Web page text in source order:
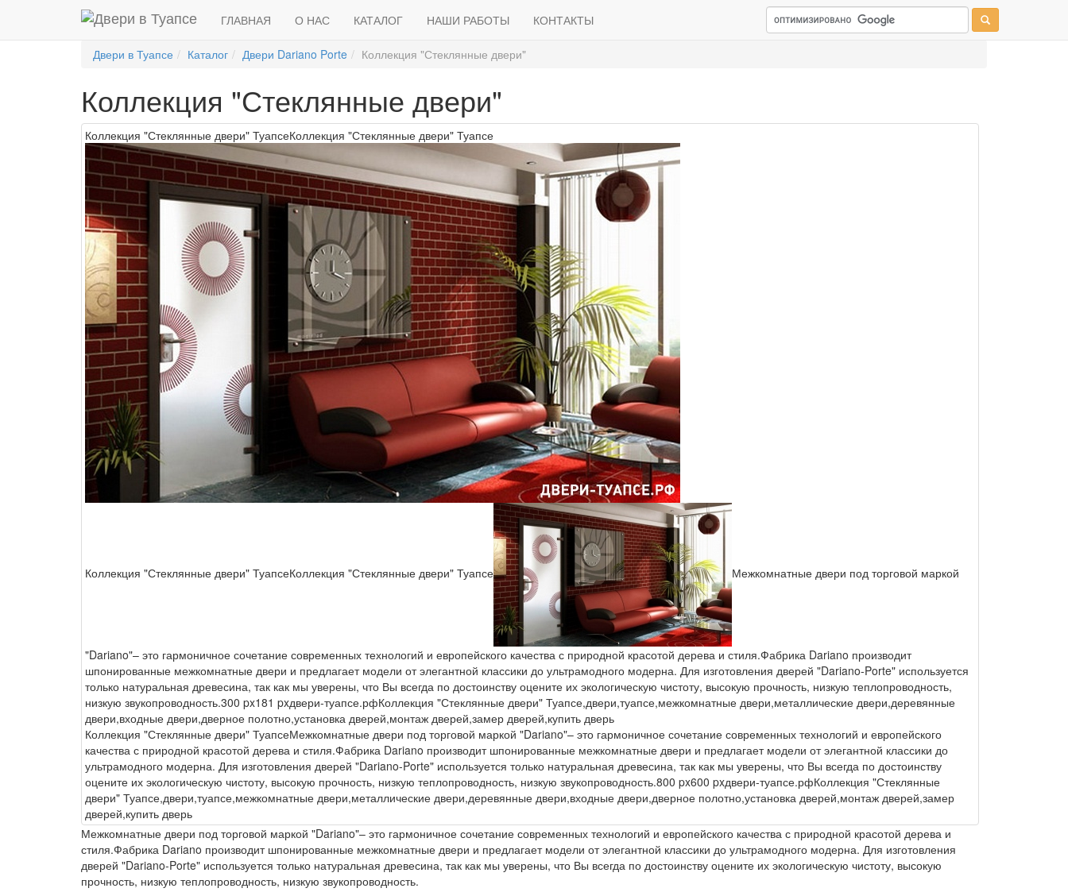
ГЛАВНАЯ О НАС КАТАЛОГ НАШИ РАБОТЫ КОНТАКТЫ
Двери в Туапсе Каталог Двери Dariano Porte Коллекция "Стеклянные двери"
Коллекция "Стеклянные двери"
Коллекция "Стеклянные двери" ТуапсеКоллекция "Стеклянные двери" Туапсе
Коллекция "Стеклянные двери" ТуапсеКоллекция "Стеклянные двери" Туапсе Межкомнатные двери под торговой маркой
"Dariano"– это гармоничное сочетание современных технологий и европейского качества с природной красотой дерева и стиля.Фабрика Dariano производит
шпонированные межкомнатные двери и предлагает модели от элегантной классики до ультрамодного модерна. Для изготовления дверей "Dariano-Porte" используется
только натуральная древесина, так как мы уверены, что Вы всегда по достоинству оцените их экологическую чистоту, высокую прочность, низкую теплопроводность,
низкую звукопроводность.300 px181 pxдвери-туапсе.рфКоллекция "Стеклянные двери" Туапсе,двери,туапсе,межкомнатные двери,металлические двери,деревянные
двери,входные двери,дверное полотно,установка дверей,монтаж дверей,замер дверей,купить дверь
Коллекция "Стеклянные двери" ТуапсеМежкомнатные двери под торговой маркой "Dariano"– это гармоничное сочетание современных технологий и европейского
качества с природной красотой дерева и стиля.Фабрика Dariano производит шпонированные межкомнатные двери и предлагает модели от элегантной классики до
ультрамодного модерна. Для изготовления дверей "Dariano-Porte" используется только натуральная древесина, так как мы уверены, что Вы всегда по достоинству
оцените их экологическую чистоту, высокую прочность, низкую теплопроводность, низкую звукопроводность.800 px600 pxдвери-туапсе.рфКоллекция "Стеклянные
двери" Туапсе,двери,туапсе,межкомнатные двери,металлические двери,деревянные двери,входные двери,дверное полотно,установка дверей,монтаж дверей,замер
дверей,купить дверь
Межкомнатные двери под торговой маркой "Dariano"– это гармоничное сочетание современных технологий и европейского качества с природной красотой дерева и
стиля.Фабрика Dariano производит шпонированные межкомнатные двери и предлагает модели от элегантной классики до ультрамодного модерна. Для изготовления
дверей "Dariano-Porte" используется только натуральная древесина, так как мы уверены, что Вы всегда по достоинству оцените их экологическую чистоту, высокую
прочность, низкую теплопроводность, низкую звукопроводность.